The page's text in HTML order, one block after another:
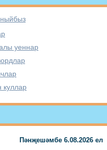
уеннар
куллар
Пәнҗешәмбе 6.08.2026 ел